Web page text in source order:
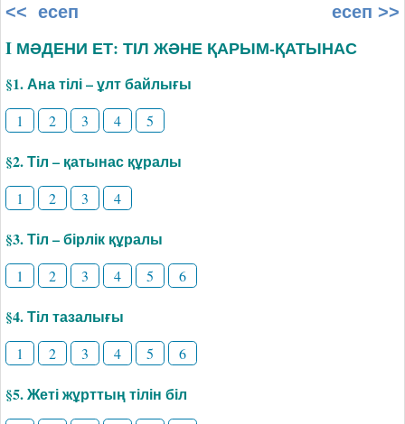
<< есеп есеп >>
I МӘДЕНИ ЕТ: ТІЛ ЖӘНЕ ҚАРЫМ-ҚАТЫНАС
§1. Ана тілі – ұлт байлығы
1 2 3 4 5
§2. Тіл – қатынас құралы
1 2 3 4
§3. Тіл – бірлік құралы
1 2 3 4 5 6
§4. Тіл тазалығы
1 2 3 4 5 6
§5. Жеті жұрттың тілін біл